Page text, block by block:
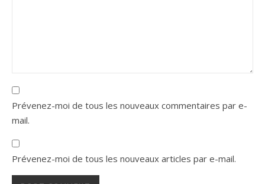
Prévenez-moi de tous les nouveaux commentaires par e-
mail.
Prévenez-moi de tous les nouveaux articles par e-mail.